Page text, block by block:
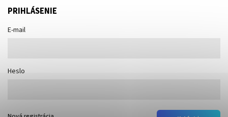
PRIHLÁSENIE
E-mail
Heslo